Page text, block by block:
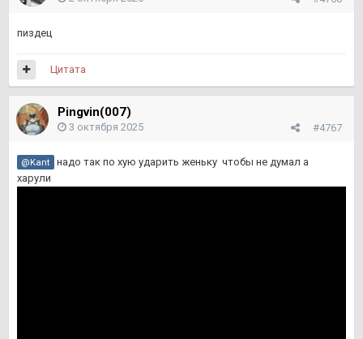
пиздец
Цитата
Pingvin(007)
#4767
3 октября 2025
@Kant
надо так по хую ударить женьку чтобы не думал а
харули